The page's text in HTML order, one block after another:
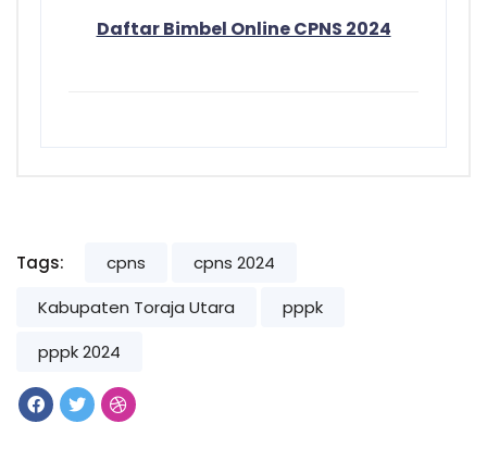
Daftar Bimbel Online CPNS 2024
Tags: cpns
cpns 2024
Kabupaten Toraja Utara
pppk
pppk 2024